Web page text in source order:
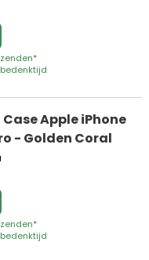
Apple iPhone
- Golden Coral